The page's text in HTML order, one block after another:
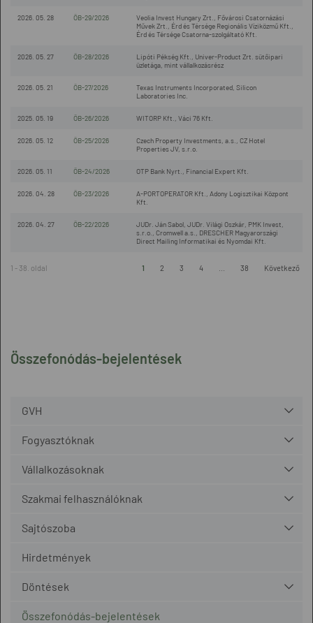
Összefonódás-bejelentések
GVH
Fogyasztóknak
Vállalkozásoknak
Szakmai felhasználóknak
Sajtószoba
Hirdetmények
Döntések
Összefonódás-bejelentések
2026. 05. 28 ÖB-29/2026
Veolia Invest Hungary Zrt., Fővárosi Csatornázási
Művek Zrt., Érd és Térsége Regionális Víziközmű Kft.,
Érd és Térsége Csatorna-szolgáltató Kft.
2026. 05. 27 ÖB-28/2026
Lipóti Pékség Kft., Univer-Product Zrt. sütőipari
üzletága, mint vállalkozásrész
2026. 05. 21 ÖB-27/2026
Texas Instruments Incorporated, Silicon
Laboratories Inc.
2025. 05. 19 ÖB-26/2026 WITORP Kft., Váci 76 Kft.
2026. 05. 12 ÖB-25/2026
Czech Property Investments, a.s., CZ Hotel
Properties JV, s.r.o.
2026. 05. 11 ÖB-24/2026 OTP Bank Nyrt., Financial Expert Kft.
2026. 04. 28 ÖB-23/2026
A-PORTOPERATOR Kft., Adony Logisztikai Központ
Kft.
2026. 04. 27 ÖB-22/2026
JUDr. Ján Sabol, JUDr. Világi Oszkár, PMK Invest,
s.r.o., Cromwell a.s., DRESCHER Magyarországi
Direct Mailing Informatikai és Nyomdai Kft.
1 - 38. oldal 1 2 3 4 38 Következő